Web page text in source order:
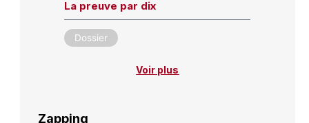
La preuve par dix
Dossier
Voir plus
Zapping